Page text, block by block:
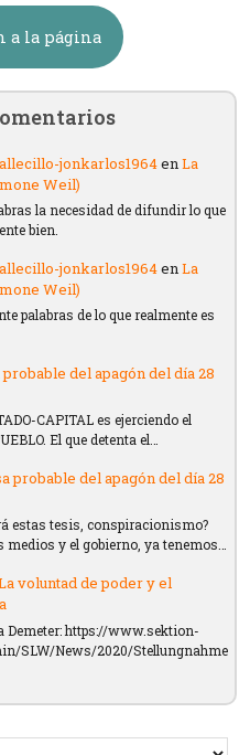
a la página
jonkarlos1964enLa
Weil)
la necesidad de difundir lo que
bien.
jonkarlos1964enLa
Weil)
palabras de lo que realmente es
probable del apagón del día 28
CAPITAL es ejerciendo el
El que detenta el…
probable del apagón del día 28
estas tesis, conspiracionismo?
medios y el gobierno, ya tenemos…
voluntad de poder y el
Demeter: https://www.sektion-
SLW/News/2020/Stellungnahme